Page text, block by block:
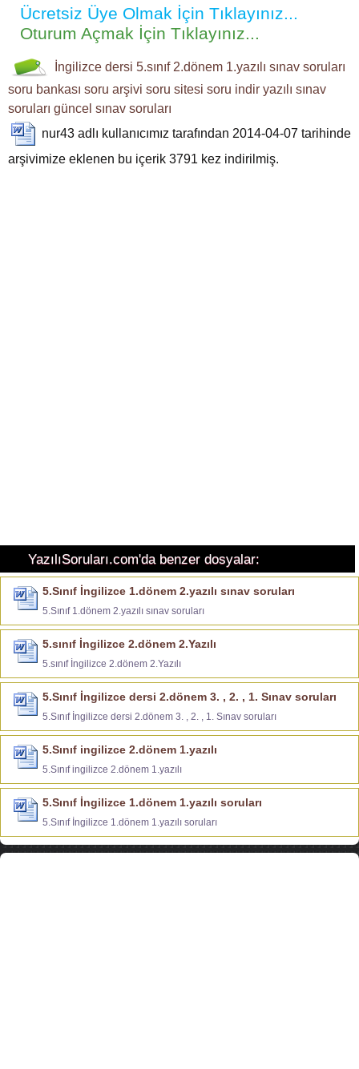
Ücretsiz Üye Olmak İçin Tıklayınız...
Oturum Açmak İçin Tıklayınız...
İngilizce dersi 5.sınıf 2.dönem 1.yazılı sınav soruları
soru bankası soru arşivi soru sitesi soru indir yazılı sınav
soruları güncel sınav soruları
nur43 adlı kullanıcımız tarafından 2014-04-07 tarihinde
arşivimize eklenen bu içerik 3791 kez indirilmiş.
YazılıSoruları.com'da benzer dosyalar:
5.Sınıf İngilizce 1.dönem 2.yazılı sınav soruları
5.Sınıf 1.dönem 2.yazılı sınav soruları
5.sınıf İngilizce 2.dönem 2.Yazılı
5.sınıf İngilizce 2.dönem 2.Yazılı
5.Sınıf İngilizce dersi 2.dönem 3. , 2. , 1. Sınav soruları
5.Sınıf İngilizce dersi 2.dönem 3. , 2. , 1. Sınav soruları
5.Sınıf ingilizce 2.dönem 1.yazılı
5.Sınıf ingilizce 2.dönem 1.yazılı
5.Sınıf İngilizce 1.dönem 1.yazılı soruları
5.Sınıf İngilizce 1.dönem 1.yazılı soruları